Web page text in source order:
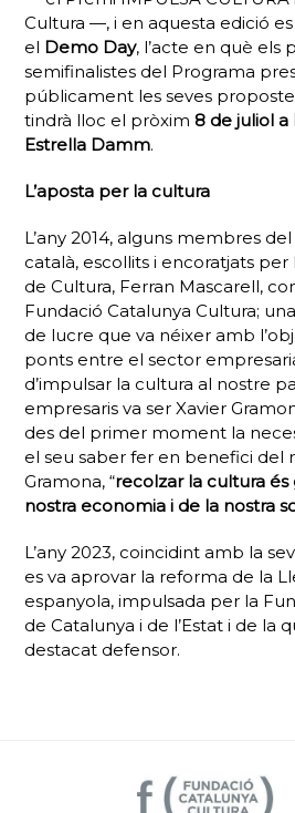
Cultura —, i en aquesta edició
el Demo Day, l’acte en què els
semifinalistes del Programa
públicament les seves
tindrà lloc el pròxim 8 de juliol a
Estrella Damm.
L’aposta per la cultura
L’any 2014, alguns membres
català, escollits i encoratjats per
de Cultura, Ferran Mascarell,
Fundació Catalunya Cultura;
de lucre que va néixer amb
ponts entre el sector
d’impulsar la cultura al nostre
empresaris va ser Xavier
des del primer moment la
el seu saber fer en benefici del
Gramona, “recolzar la cultura
nostra economia i de la nostra
L’any 2023, coincidint amb la
es va aprovar la reforma de la
espanyola, impulsada per la
de Catalunya i de l’Estat i de la
destacat defensor.